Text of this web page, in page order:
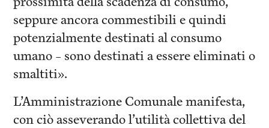
seppure ancora commestibili e quindi
potenzialmente destinati al consumo
umano – sono destinati a essere eliminati o
smaltiti».
L’Amministrazione Comunale manifesta,
con ciò asseverando l’utilità collettiva del